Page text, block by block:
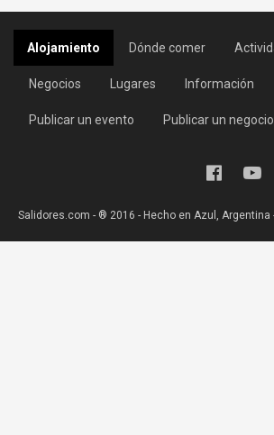
Alojamiento Dónde comer
Negocios Lugares Información
Publicar un evento Publicar un negocio
Salidores.com - ® 2016 - Hecho en Azul, Argentina